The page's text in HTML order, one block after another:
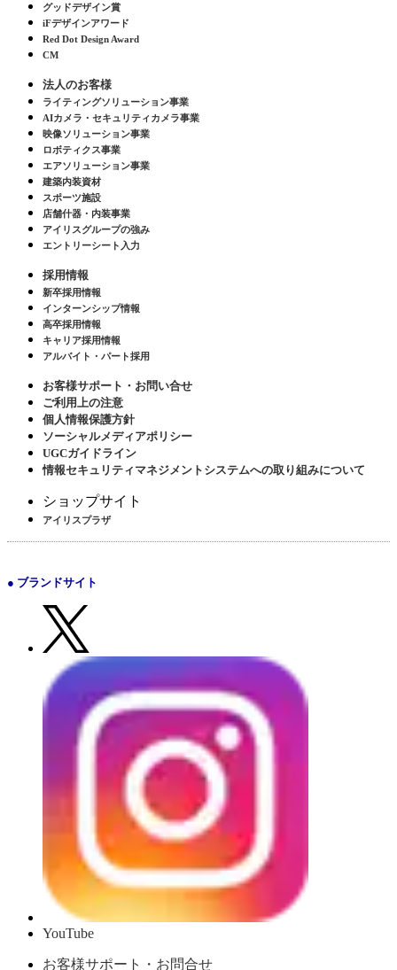
グッドデザイン賞
iFデザインアワード
Red Dot Design Award
CM
法人のお客様
ライティングソリューション事業
AIカメラ・セキュリティカメラ事業
映像ソリューション事業
ロボティクス事業
エアソリューション事業
建築内装資材
スポーツ施設
店舗什器・内装事業
アイリスグループの強み
エントリーシート入力
採用情報
新卒採用情報
インターンシップ情報
高卒採用情報
キャリア採用情報
アルバイト・パート採用
お客様サポート・お問い合せ
ご利用上の注意
個人情報保護方針
ソーシャルメディアポリシー
UGCガイドライン
情報セキュリティマネジメントシステムへの取り組みについて
ショップサイト
アイリスプラザ
● ブランドサイト
YouTube
お客様サポート・お問合せ